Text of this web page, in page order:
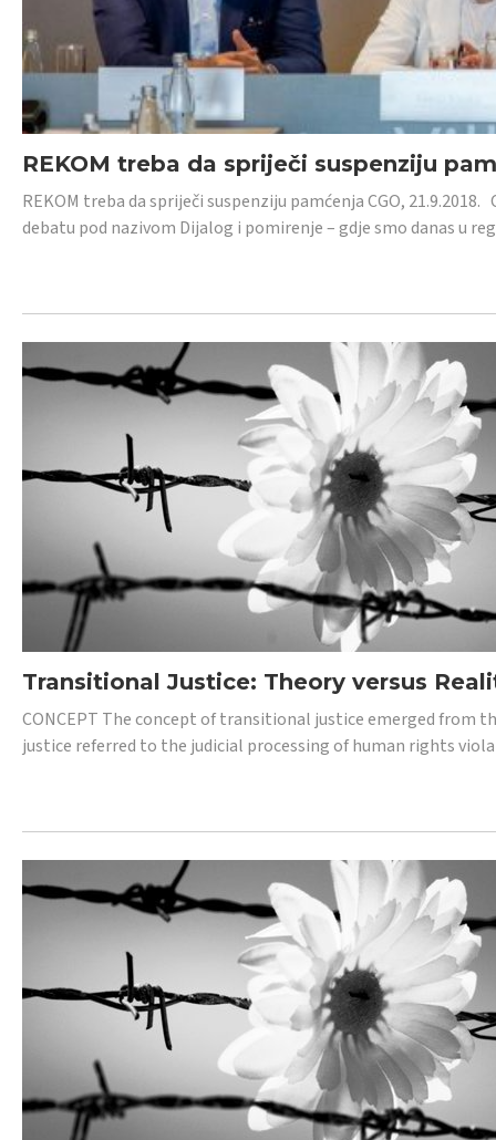
REKOM treba da spriječi suspenziju
REKOM treba da spriječi suspenziju pamćenja CGO,
debatu pod nazivom Dijalog i pomirenje – gdje smo danas u
Transitional Justice: Theory versus
CONCEPT The concept of transitional justice emerged
justice referred to the judicial processing of human rights